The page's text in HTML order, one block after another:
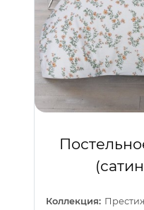
Коллекция: